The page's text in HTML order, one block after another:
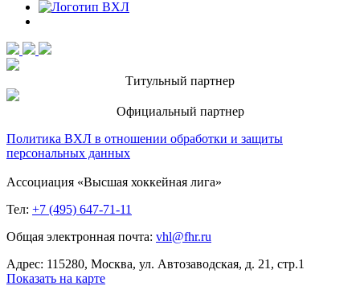
Титульный партнер
Официальный партнер
Политика ВХЛ в отношении обработки и защиты
персональных данных
Ассоциация «Высшая хоккейная лига»
Тел: +7 (495) 647-71-11
Общая электронная почта: vhl@fhr.ru
Адрес: 115280, Москва, ул. Автозаводская, д. 21, стр.1
Показать на карте